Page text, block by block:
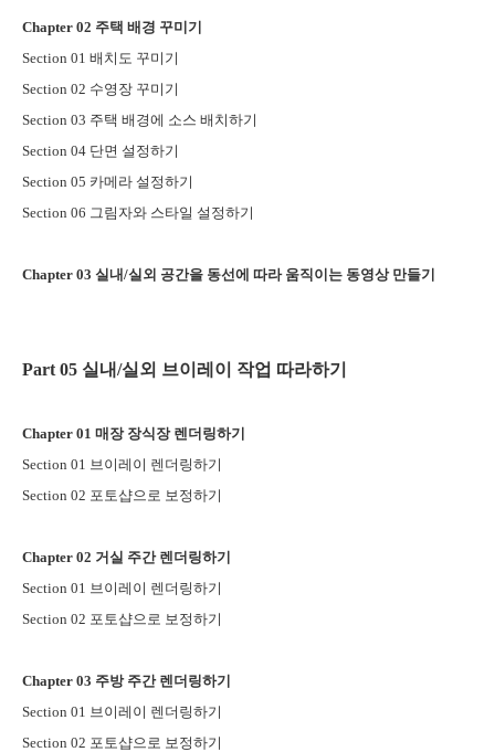
Chapter 02 주택 배경 꾸미기
Section 01 배치도 꾸미기
Section 02 수영장 꾸미기
Section 03 주택 배경에 소스 배치하기
Section 04 단면 설정하기
Section 05 카메라 설정하기
Section 06 그림자와 스타일 설정하기
Chapter 03 실내/실외 공간을 동선에 따라 움직이는 동영상 만들기
Part 05 실내/실외 브이레이 작업 따라하기
Chapter 01 매장 장식장 렌더링하기
Section 01 브이레이 렌더링하기
Section 02 포토샵으로 보정하기
Chapter 02 거실 주간 렌더링하기
Section 01 브이레이 렌더링하기
Section 02 포토샵으로 보정하기
Chapter 03 주방 주간 렌더링하기
Section 01 브이레이 렌더링하기
Section 02 포토샵으로 보정하기